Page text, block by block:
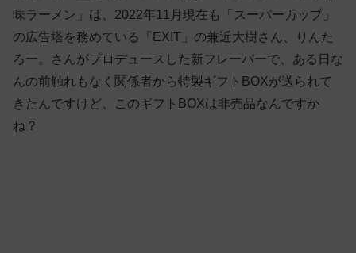
味ラーメン」は、2022年11月現在も「スーパーカップ」
の広告塔を務めている「EXIT」の兼近大樹さん、りんた
ろー。さんがプロデュースした新フレーバーで、ある日な
んの前触れもなく関係者から特製ギフトBOXが送られて
きたんですけど、このギフトBOXは非売品なんですか
ね？